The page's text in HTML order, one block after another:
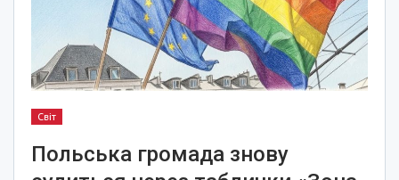
Світ
Польська громада знову